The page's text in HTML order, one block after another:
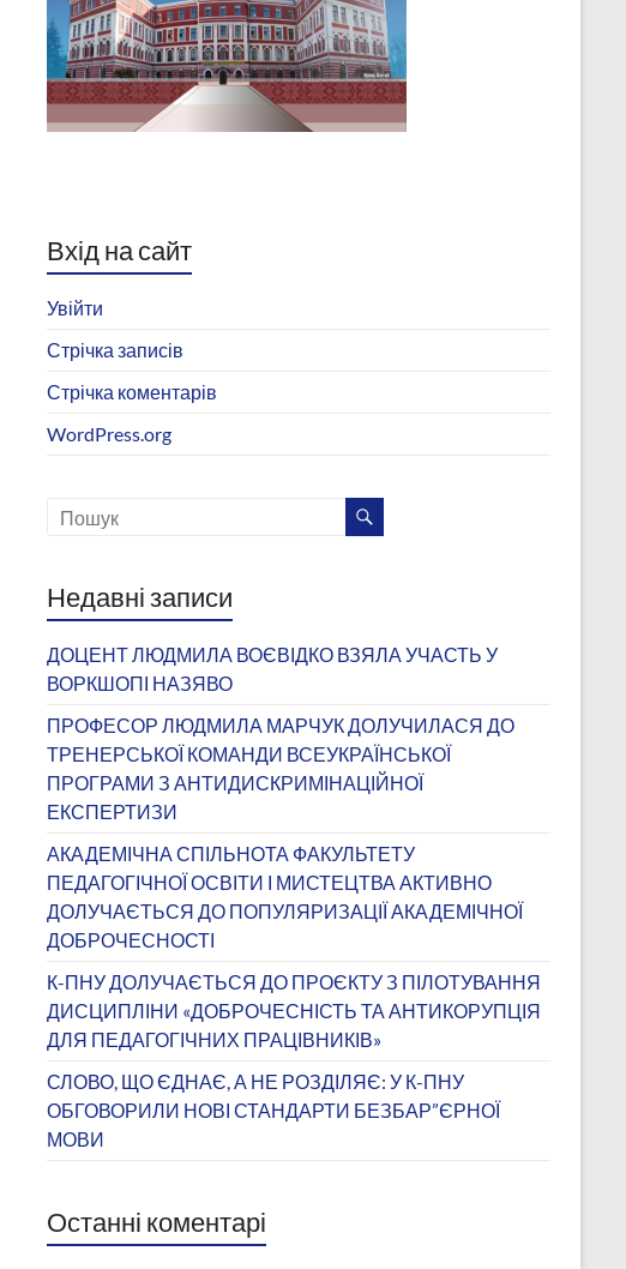
Вхід на сайт
Увійти
Стрічка записів
Стрічка коментарів
WordPress.org
Недавні записи
ДОЦЕНТ ЛЮДМИЛА ВОЄВІДКО ВЗЯЛА УЧАСТЬ У
ВОРКШОПІ НАЗЯВО
ПРОФЕСОР ЛЮДМИЛА МАРЧУК ДОЛУЧИЛАСЯ ДО
ТРЕНЕРСЬКОЇ КОМАНДИ ВСЕУКРАЇНСЬКОЇ
ПРОГРАМИ З АНТИДИСКРИМІНАЦІЙНОЇ
ЕКСПЕРТИЗИ
АКАДЕМІЧНА СПІЛЬНОТА ФАКУЛЬТЕТУ
ПЕДАГОГІЧНОЇ ОСВІТИ І МИСТЕЦТВА АКТИВНО
ДОЛУЧАЄТЬСЯ ДО ПОПУЛЯРИЗАЦІЇ АКАДЕМІЧНОЇ
ДОБРОЧЕСНОСТІ
К-ПНУ ДОЛУЧАЄТЬСЯ ДО ПРОЄКТУ З ПІЛОТУВАННЯ
ДИСЦИПЛІНИ «ДОБРОЧЕСНІСТЬ ТА АНТИКОРУПЦІЯ
ДЛЯ ПЕДАГОГІЧНИХ ПРАЦІВНИКІВ»
СЛОВО, ЩО ЄДНАЄ, А НЕ РОЗДІЛЯЄ: У К-ПНУ
ОБГОВОРИЛИ НОВІ СТАНДАРТИ БЕЗБАР”ЄРНОЇ
МОВИ
Останні коментарі